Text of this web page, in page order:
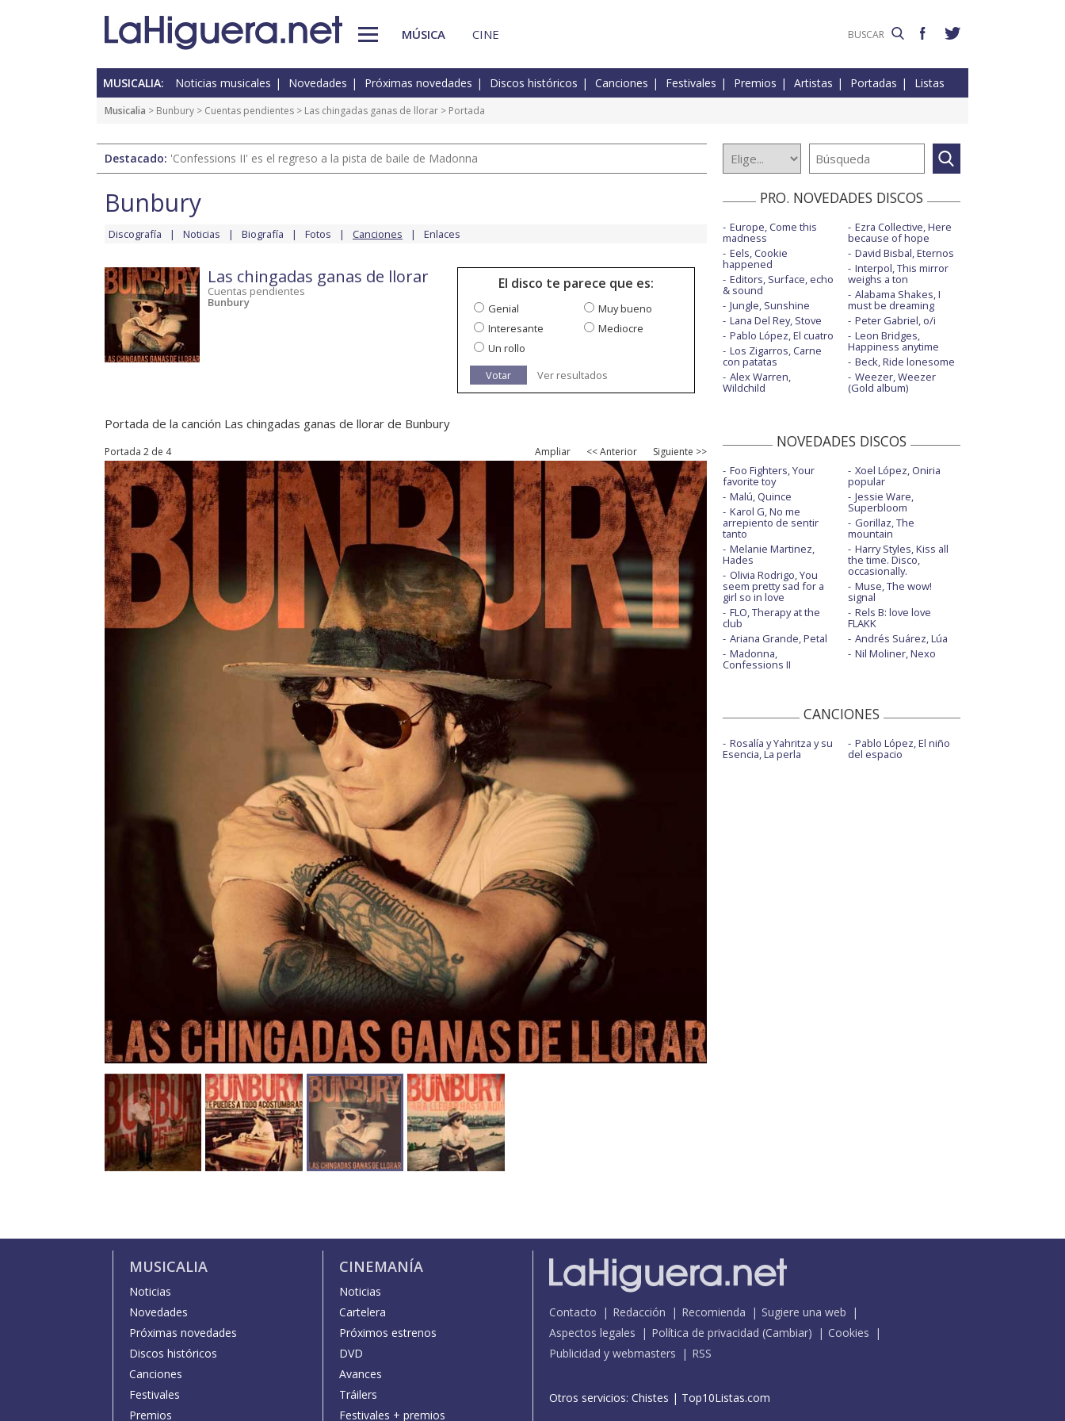
MÚSICA CINE
MUSICALIA: Noticias musicales Novedades Próximas novedades Discos históricos Canciones Festivales Premios Artistas Portadas Listas
Musicalia > Bunbury > Cuentas pendientes > Las chingadas ganas de llorar > Portada
Destacado: 'Confessions II' es el regreso a la pista de baile de Madonna
Bunbury
Discografía Noticias Biografía Fotos Canciones Enlaces
Las chingadas ganas de llorar
Cuentas pendientes
Bunbury
El disco te parece que es:
Genial
Muy bueno
Interesante
Mediocre
Un rollo
Votar
Ver resultados
Portada de la canción Las chingadas ganas de llorar de Bunbury
Portada 2 de 4 Ampliar << Anterior Siguiente >>
PRO. NOVEDADES DISCOS
Europe, Come this
madness
Eels, Cookie
happened
Editors, Surface, echo
& sound
Jungle, Sunshine
Lana Del Rey, Stove
Pablo López, El cuatro
Los Zigarros, Carne
con patatas
Alex Warren,
Wildchild
Ezra Collective, Here
because of hope
David Bisbal, Eternos
Interpol, This mirror
weighs a ton
Alabama Shakes, I
must be dreaming
Peter Gabriel, o/i
Leon Bridges,
Happiness anytime
Beck, Ride lonesome
Weezer, Weezer
(Gold album)
NOVEDADES DISCOS
Foo Fighters, Your
favorite toy
Malú, Quince
Karol G, No me
arrepiento de sentir
tanto
Melanie Martinez,
Hades
Olivia Rodrigo, You
seem pretty sad for a
girl so in love
FLO, Therapy at the
club
Ariana Grande, Petal
Madonna,
Confessions II
Xoel López, Oniria
popular
Jessie Ware,
Superbloom
Gorillaz, The
mountain
Harry Styles, Kiss all
the time. Disco,
occasionally.
Muse, The wow!
signal
Rels B: love love
FLAKK
Andrés Suárez, Lúa
Nil Moliner, Nexo
CANCIONES
Rosalía y Yahritza y su
Esencia, La perla
Pablo López, El niño
del espacio
MUSICALIA
Noticias
Novedades
Próximas novedades
Discos históricos
Canciones
Festivales
Premios
CINEMANÍA
Noticias
Cartelera
Próximos estrenos
DVD
Avances
Tráilers
Festivales + premios
Contacto Redacción Recomienda
Sugiere una web
Aspectos legales
Política de privacidad (Cambiar)
Cookies
Publicidad y webmasters
RSS
Otros servicios: Chistes | Top10Listas.com